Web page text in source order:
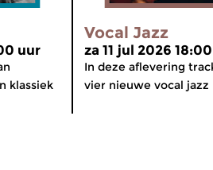
uur
klassiek
Vocal Jazz
za 11 jul 2026
In deze aflevering
vier nieuwe vocal jazz